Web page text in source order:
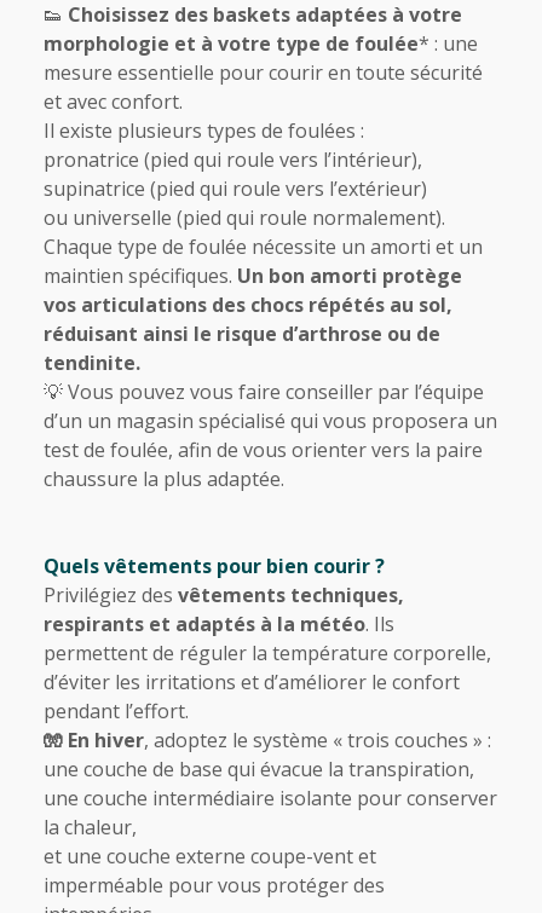
👟 Choisissez des baskets adaptées à votre
morphologie et à votre type de foulée* : une
mesure essentielle pour courir en toute sécurité
et avec confort.
Il existe plusieurs types de foulées :
pronatrice (pied qui roule vers l’intérieur),
supinatrice (pied qui roule vers l’extérieur)
ou universelle (pied qui roule normalement).
Chaque type de foulée nécessite un amorti et un
maintien spécifiques. Un bon amorti protège
vos articulations des chocs répétés au sol,
réduisant ainsi le risque d’arthrose ou de
tendinite.
💡 Vous pouvez vous faire conseiller par l’équipe
d’un un magasin spécialisé qui vous proposera un
test de foulée, afin de vous orienter vers la paire
chaussure la plus adaptée.
Quels vêtements pour bien courir ?
Privilégiez des vêtements techniques,
respirants et adaptés à la météo. Ils
permettent de réguler la température corporelle,
d’éviter les irritations et d’améliorer le confort
pendant l’effort.
🧤 En hiver, adoptez le système « trois couches » :
une couche de base qui évacue la transpiration,
une couche intermédiaire isolante pour conserver
la chaleur,
et une couche externe coupe-vent et
imperméable pour vous protéger des